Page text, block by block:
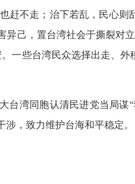
赶不走；治下若乱，民心则
异己，置台湾社会于撕裂对
一些台湾民众选择出走、外
台湾同胞认清民进党当局谋
，致力维护台海和平稳定。